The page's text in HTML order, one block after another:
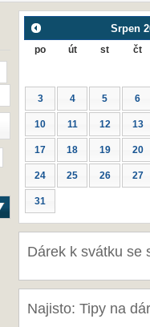
Srpen
po út st čt
3 4 5 6
10 11 12 13
17 18 19 20
24 25 26 27
31
Dárek k svátku se
Najisto: Tipy na